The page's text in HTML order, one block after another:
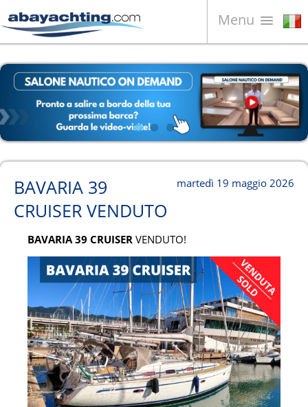
Menu
Barche in vendita
Chi siamo
Vendi la tua barca
News
Video martedì 19 maggio 2026
BAVARIA 39
CRUISER VENDUTO
BAVARIA 39 CRUISER VENDUTO!